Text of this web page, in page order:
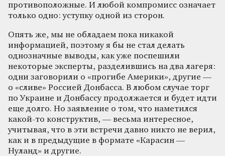
противоположные. И любой компромисс означает
только одно: уступку одной из сторон.
Опять же, мы не обладаем пока никакой
информацией, поэтому я бы не стал делать
однозначные выводы, как уже поспешили
некоторые эксперты, разделившись на два лагеря:
одни заговорили о «прогибе Америки», другие —
о «сливе» Россией Донбасса. В любом случае торг
по Украине и Донбассу продолжается и будет идти
еще долго. Но заявление о том, что наметился
какой-то конструктив, — весьма интересное,
учитывая, что в эти встречи давно никто не верил,
как и в предыдущие в формате «Карасин —
Нуланд» и другие.